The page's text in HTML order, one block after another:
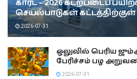
காரட் – 2026 கடற்படைப்
செயல்பாடுகள் கட்டத்திற்குள்
2026-07-31
ஒலுவில் பெரிய
பேரிச்சம் பழ
2026-07-31